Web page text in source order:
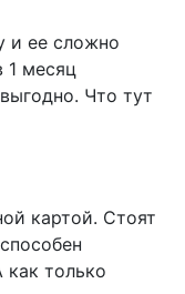
и ее сложно
1 месяц
Что тут
картой. Стоят
как только